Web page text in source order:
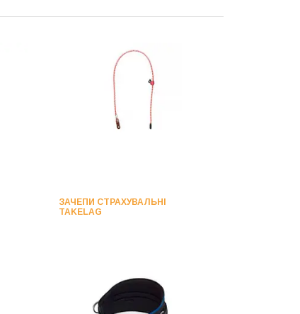
ЗАЧЕПИ СТРАХУВАЛЬНІ
TAKELAG